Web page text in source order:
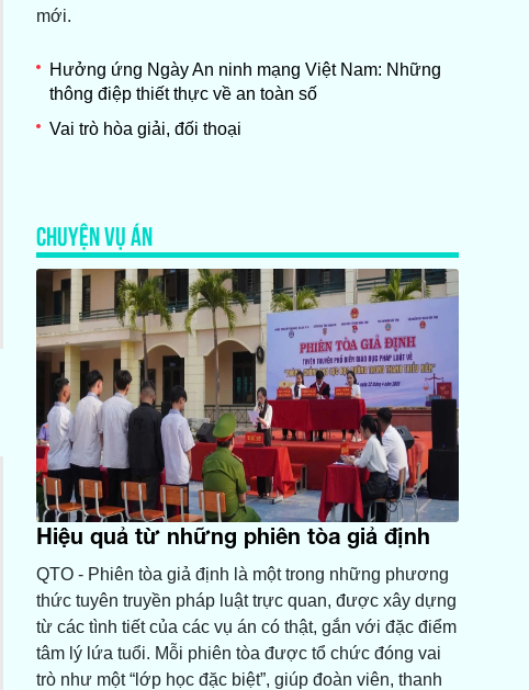
mới.
Hưởng ứng Ngày An ninh mạng Việt Nam: Những
thông điệp thiết thực về an toàn số
Vai trò hòa giải, đối thoại
CHUYỆN VỤ ÁN
Hiệu quả từ những phiên tòa giả định
QTO - Phiên tòa giả định là một trong những phương
thức tuyên truyền pháp luật trực quan, được xây dựng
từ các tình tiết của các vụ án có thật, gắn với đặc điểm
tâm lý lứa tuổi. Mỗi phiên tòa được tổ chức đóng vai
trò như một “lớp học đặc biệt”, giúp đoàn viên, thanh